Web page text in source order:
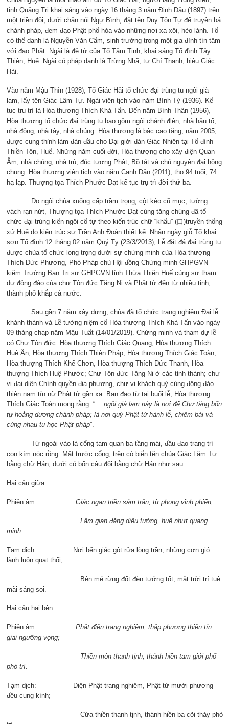
tỉnh Quảng Trị khai sáng vào ngày 16 tháng 3 năm Đinh Dậu (1897) trên
một triền đồi, dưới chân núi Ngự Bình, đặt tên Duy Tôn Tự để truyền bá
chánh pháp, đem đạo Phật phổ hóa vào những nơi xa xôi, hẻo lánh. Tổ
có thế danh là Nguyễn Văn Cẩm, sinh trưởng trong một gia đình tín tâm
với đạo Phật. Ngài là đệ tử của Tổ Tâm Tịnh, khai sáng Tổ đình Tây
Thiên, Huế. Ngài có pháp danh là Trừng Nhã, tự Chí Thanh, hiệu Giác
Hải.
Vào năm Mậu Thìn (1928), Tổ Giác Hải tổ chức đại trùng tu ngôi già
lam, lấy tên Giác Lâm Tự. Ngài viên tịch vào năm Bính Tý (1936). Kế
tục trụ trì là Hòa thượng Thích Khả Tấn. Đến năm Bính Thân (1956),
Hòa thượng tổ chức đại trùng tu bao gồm ngôi chánh điện, nhà hậu tổ,
nhà đông, nhà tây, nhà chúng. Hòa thượng là bậc cao tăng, năm 2005,
được cung thỉnh làm đàn đầu cho Đại giới đàn Giác Nhiên tại Tổ đình
Thiền Tôn, Huế. Những năm cuối đời, Hòa thượng cho xây điện Quan
Âm, nhà chúng, nhà trù, đúc tượng Phật, Bồ tát và chú nguyện đại hồng
chung. Hòa thượng viên tịch vào năm Canh Dần (2011), thọ 94 tuổi, 74
hạ lạp. Thượng tọa Thích Phước Đạt kế tục trụ trì đời thứ ba.
Do ngôi chùa xuống cấp trầm trọng, cột kèo cũ mục, tường
vách rạn nứt, Thượng tọa Thích Phước Đạt cùng tăng chúng đã tổ
chức đại trùng kiến ngôi cổ tự theo kiến trúc chữ “khẩu” (口)truyền thống
xứ Huế do kiến trúc sư Trần Anh Đoàn thiết kế. Nhân ngày giỗ Tổ khai
sơn Tổ đình 12 tháng 02 năm Quý Tỵ (23/3/2013), Lễ đặt đá đại trùng tu
được chùa tổ chức long trọng dưới sự chứng minh của Hòa thượng
Thích Đức Phương, Phó Pháp chủ Hội đồng Chứng minh GHPGVN
kiêm Trưởng Ban Trị sự GHPGVN tỉnh Thừa Thiên Huế cùng sự tham
dự đông đảo của chư Tôn đức Tăng Ni và Phật tử đến từ nhiều tỉnh,
thành phố khắp cả nước.
Sau gần 7 năm xây dựng, chùa đã tổ chức trang nghiêm Đại lễ
khánh thành và Lễ tưởng niệm cố Hòa thượng Thích Khả Tấn vào ngày
09 tháng chạp năm Mậu Tuất (14/01/2019). Chứng minh và tham dự lễ
có Chư Tôn đức: Hòa thượng Thích Giác Quang, Hòa thượng Thích
Huệ Ấn, Hòa thượng Thích Thiện Pháp, Hòa thượng Thích Giác Toàn,
Hòa thượng Thích Khế Chơn, Hòa thượng Thích Đức Thanh, Hòa
thượng Thích Huệ Phước; Chư Tôn đức Tăng Ni ở các tỉnh thành; chư
vị đại diện Chính quyền địa phương, chư vị khách quý cùng đông đảo
thiện nam tín nữ Phật tử gần xa. Ban đạo từ tại buổi lễ, Hòa thượng
Thích Giác Toàn mong rằng: “… ngôi già lam này là nơi để Chư tăng bổn
tự hoằng dương chánh pháp; là nơi quý Phật tử hành lễ, chiêm bái và
cùng nhau tu học Phật pháp”.
Từ ngoài vào là cổng tam quan ba tầng mái, đầu đao trang trí
con kìm nóc rồng. Mặt trước cổng, trên có biển tên chùa Giác Lâm Tự
bằng chữ Hán, dưới có bốn câu đối bằng chữ Hán như sau:
Hai câu giữa:
Phiên âm: Giác ngạn triền sám trần, từ phong vĩnh phiến;
Lâm gian đăng diệu tướng, huệ nhựt quang
minh.
Tạm dịch: Nơi bến giác gột rửa lòng trần, những cơn gió
lành luôn quạt thổi;
Bên mé rừng đốt đèn tướng tốt, mặt trời trí tuệ
mãi sáng soi.
Hai câu hai bên:
Phiên âm: Phật điện trang nghiêm, thập phương thiện tín
giai ngưỡng vọng;
Thiền môn thanh tịnh, thánh hiền tam giới phổ
phò trì.
Tạm dịch: Điện Phật trang nghiêm, Phật tử mười phương
đều cung kính;
Cửa thiền thanh tịnh, thánh hiền ba cõi thảy phò